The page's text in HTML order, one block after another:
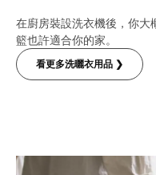
在廚房裝設洗衣機後，你大
籃也許適合你的家。
看更多洗曬衣用品 ❯